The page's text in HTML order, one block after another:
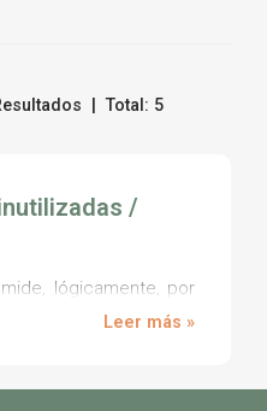
| Total: 5
/
lógicamente, por
sido usados en su
es una afición
Leer más »